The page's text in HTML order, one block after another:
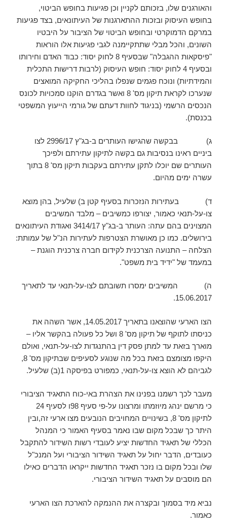
והאורגנים שלו, בזכותם לקניין וכן פגיעות בחופש הביטוי,
בחופש העיסוק ובזכות ההתארגנות של העיתונאים, בצד פגיעות
במרקם הדמוקרטי ובחופש הביטוי של הציבור על היבטיו
השונים, והכל מבלי שתתקיימנה לגבי פגיעות אלו הוראות
"פיסקאות ההגבלה" שבסעיף 8 לחוק יסוד: כבוד האדם וחירותו
ובסעיף 4 לחוק יסוד: חופש העיסוק (לרבות דרישות התכלית
והמידתיות) ונוכח פגמים שנפלו בהליכי החקיקה המואצים
שנערכו לקראת תיקון מס' 8 ואשר בגדרם הוקנו סמכויות לכונס
הנכסים הרשמי (בניגוד לחוות דעתם של גורמי הייעוץ המשפטי
בכנסת).
ג) בבקשה שהגישו העותרים ב-בג"ץ 2996/17 לצו
ביניים ראינו בנסיבות גם בקשה לתיקון עתירתם ולפיכך
העותרים שם יוכלו לתקן עתירתם בעקבות תיקון מס' 8 בתוך
עשרה ימים מהיום.
ד) בעתירות הנזכרות בסעיף קטן ב) שלעיל, בהן מוצא
צו-על-תנאי כאמור, יצורפו כמשיבים – מלבד המשיבים
המצוינים בהם עתה: העותר ב-בג"ץ 3414/17 ואגודת העיתונאים
בירושלים. כמו כן מאושרת הצטרפות לעתירות הנ"ל של עמותת:
הצלחה – התנועה הצרכנית לקידום חברה צרכנית הוגנת –
במעמד של "ידיד בית משפט".
ה) המשיבים ימסרו תשובתם לצו-על-תנאי עד לתאריך
15.06.2017.
הצו הארעי שהוצאנו בתאריך 14.05.2017, אשר השהה את
כניסתו לתוקף של תיקון מס' 8 ושל כל פעולה בהקשר אליו –
מוארך בזאת עד למתן פסק דין בהתנגדות לצו-על-תנאי, ואולם
היקפו מצומצם בזאת בכל מה שנוגע לסעיפים שבתיקון מס' 8,
לגביהם לא הוצא צו-על-תנאי, כמפורט בפיסקה 1(ב) שלעיל.
מעבר לכך רשמנו בפנינו את הצהרת באי-כוח התאגיד הציבורי
כי מרשם ינהג מיוזמתו ומרצונו על-פי סעיף 98ו לסעיף 24
לתיקון מס' 8, בשינויים המחויבים הנובעים מצו ארעי זה,ובין
היתר כך שבכל מקום שבו נאמר בסעיף האמור כי המנהל
הכללי של תאגיד החדשות יציע לעובדי רשות השידור להתקבל
כעובדים, הדבר יחול על תאגיד השידור הציבורי ועל המנכ"ל
שלו ובכל מקום בו נזכר תאגיד החדשות ייקראו הדברים כאילו
הם מוסבים על תאגיד השידור הציבורי.
נביא מיד בסמוך ובקצרה את ההנמקה להארכת הצו הארעי
כאמור.